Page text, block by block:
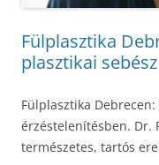
Fülplasztika
plasztikai
Fülplasztika
érzéstelenítésben. Dr.
természetes, tartós